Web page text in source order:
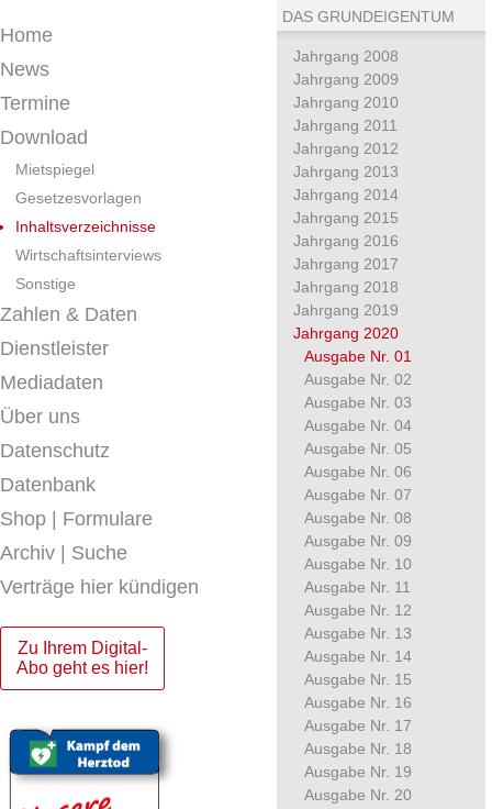
Home
News
Termine
Download
Mietspiegel
Gesetzesvorlagen
Inhaltsverzeichnisse
Wirtschaftsinterviews
Sonstige
Zahlen & Daten
Dienstleister
Mediadaten
Über uns
Datenschutz
Datenbank
Shop | Formulare
Archiv | Suche
Verträge hier kündigen
Zu Ihrem Digital-
Abo geht es hier!
DAS GRUNDEIGENTUM
Jahrgang 2008
Jahrgang 2009
Jahrgang 2010
Jahrgang 2011
Jahrgang 2012
Jahrgang 2013
Jahrgang 2014
Jahrgang 2015
Jahrgang 2016
Jahrgang 2017
Jahrgang 2018
Jahrgang 2019
Jahrgang 2020
Ausgabe Nr. 01
Ausgabe Nr. 02
Ausgabe Nr. 03
Ausgabe Nr. 04
Ausgabe Nr. 05
Ausgabe Nr. 06
Ausgabe Nr. 07
Ausgabe Nr. 08
Ausgabe Nr. 09
Ausgabe Nr. 10
Ausgabe Nr. 11
Ausgabe Nr. 12
Ausgabe Nr. 13
Ausgabe Nr. 14
Ausgabe Nr. 15
Ausgabe Nr. 16
Ausgabe Nr. 17
Ausgabe Nr. 18
Ausgabe Nr. 19
Ausgabe Nr. 20